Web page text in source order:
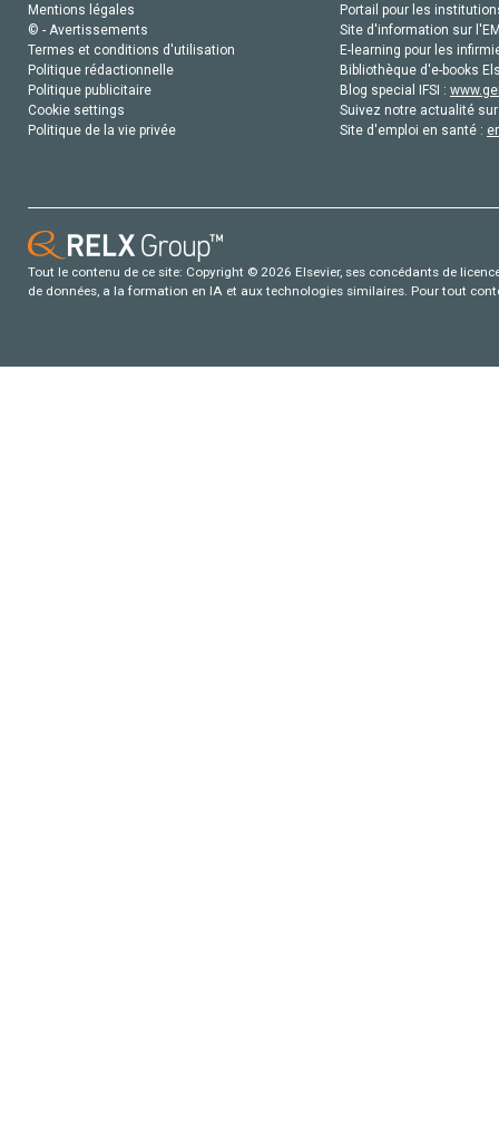
Mentions légales
© - Avertissements
Termes et conditions d'utilisation
Politique rédactionnelle
Politique publicitaire
Cookie settings
Politique de la vie privée
Portail pour les
Site d'information sur
E-learning pour les
Bibliothèque d'e-books
Blog special IFSI :
Suivez notre actualité
Site d'emploi en santé :
Tout le contenu de ce site: Copyright © 2026 Elsevier, ses concédants de
de données, a la formation en IA et aux technologies similaires. Pour tout